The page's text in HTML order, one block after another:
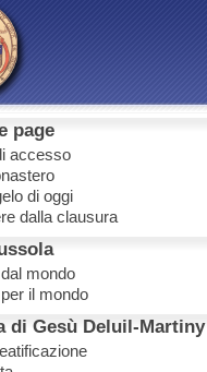
page
accesso
di oggi
dalla clausura
mondo
il mondo
di Gesù Deluil-Martiny